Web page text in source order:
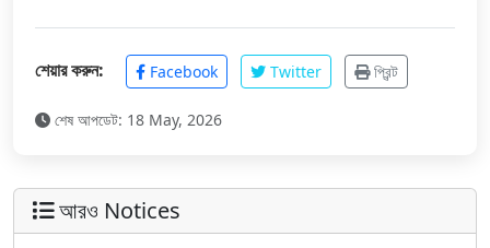
শেয়ার করুন: Facebook Twitter প্রিন্ট
শেষ আপডেট: 18 May, 2026
আরও Notices